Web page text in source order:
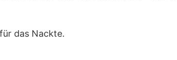
das Nackte.